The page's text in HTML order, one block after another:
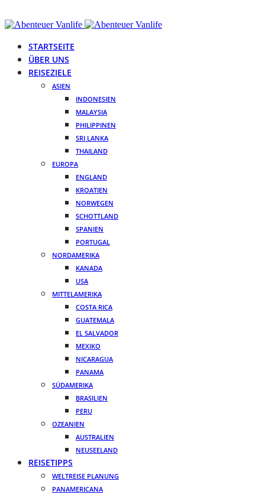
STARTSEITE
ÜBER UNS
REISEZIELE
ASIEN
INDONESIEN
MALAYSIA
PHILIPPINEN
SRI LANKA
THAILAND
EUROPA
ENGLAND
KROATIEN
NORWEGEN
SCHOTTLAND
SPANIEN
PORTUGAL
NORDAMERIKA
KANADA
USA
MITTELAMERIKA
COSTA RICA
GUATEMALA
EL SALVADOR
MEXIKO
NICARAGUA
PANAMA
SÜDAMERIKA
BRASILIEN
PERU
OZEANIEN
AUSTRALIEN
NEUSEELAND
REISETIPPS
WELTREISE PLANUNG
PANAMERICANA